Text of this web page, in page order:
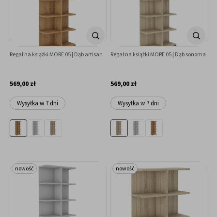
Regał na książki MORE 05 | Dąb artisan
569,00 zł
Wysyłka w 7 dni
Regał na książki MORE 05 | Dąb sonoma
569,00 zł
Wysyłka w 7 dni
nowość nowość